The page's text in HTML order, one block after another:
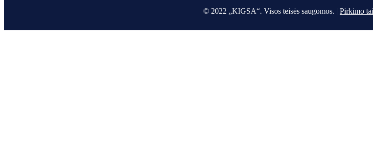
© 2022 „KIGSA“. Visos teisės saugomos. | Pirkimo